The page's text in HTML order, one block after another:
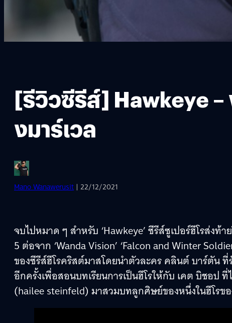
[รีวิวซีรีส์] Hawkeye
งมาร์เวล
Mano Wanawerusit | 22/12/2021
จบไปหมาด ๆ สำหรับ ‘Hawkeye’ ซีรีส์ซูเปอร์ฮีโรส่ง
5 ต่อจาก ‘Wanda Vision’ ‘Falcon and Winter
ของซีรีส์ฮีโรคริสต์มาสโดยนำตัวละคร คลินต์ บาร์ตัน ที่
อีกครั้งเพื่อสอนบทเรียนการเป็นฮีโรให้กับ เคต บิชอป
(hailee steinfeld) มาสวมบทลูกศิษย์ของหนึ่งในฮีโรขอ